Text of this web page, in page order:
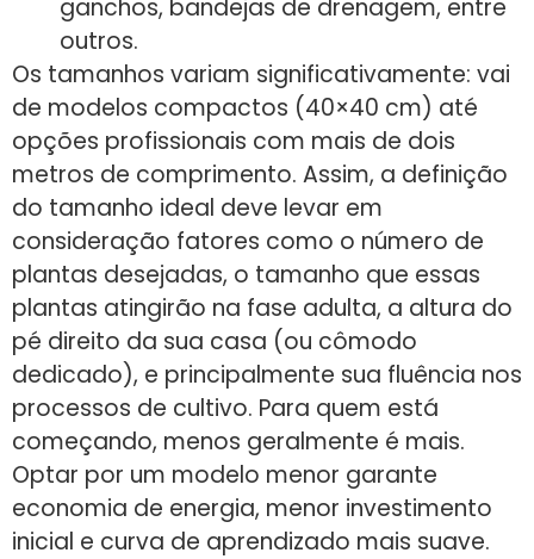
ganchos, bandejas de drenagem, entre
outros.
Os tamanhos variam significativamente: vai
de modelos compactos (40×40 cm) até
opções profissionais com mais de dois
metros de comprimento. Assim, a definição
do tamanho ideal deve levar em
consideração fatores como o número de
plantas desejadas, o tamanho que essas
plantas atingirão na fase adulta, a altura do
pé direito da sua casa (ou cômodo
dedicado), e principalmente sua fluência nos
processos de cultivo. Para quem está
começando, menos geralmente é mais.
Optar por um modelo menor garante
economia de energia, menor investimento
inicial e curva de aprendizado mais suave.